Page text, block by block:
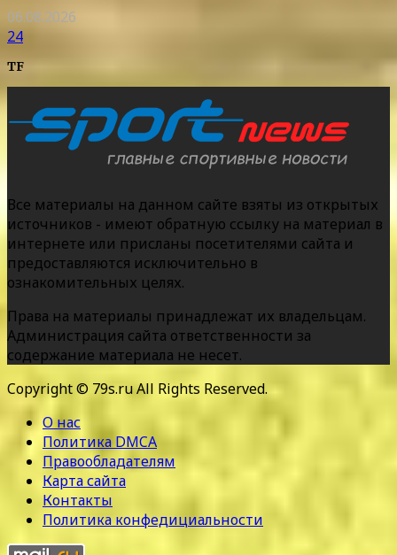
06.08.2026
24
TF
Все материалы на данном сайте взяты из открытых
источников - имеют обратную ссылку на материал в
интернете или присланы посетителями сайта и
предоставляются исключительно в
ознакомительных целях.
Права на материалы принадлежат их владельцам.
Администрация сайта ответственности за
содержание материала не несет.
Copyright © 79s.ru All Rights Reserved.
О нас
Политика DMCA
Правообладателям
Карта сайта
Контакты
Политика конфедициальности